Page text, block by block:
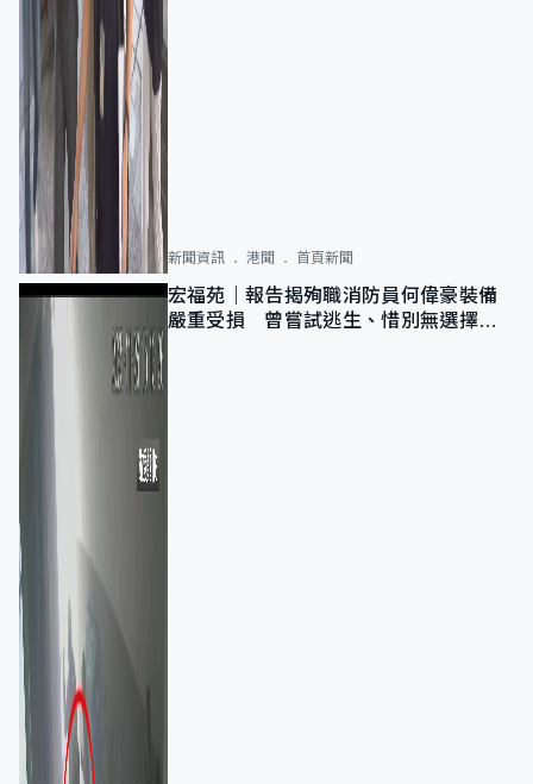
新聞資訊 港聞 首頁新聞
宏福苑｜報告揭殉職消防員何偉豪裝備
嚴重受損 曾嘗試逃生、惜別無選擇下